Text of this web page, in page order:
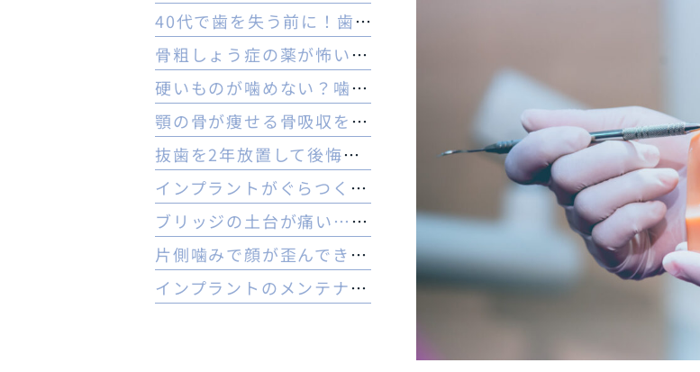
40代で歯を失う前に！歯周病のセルフチェックと守る予防法
骨粗しょう症の薬が怖い方へ。顎骨壊死リスクを防ぐ3つの対策
硬いものが噛めない？噛む力の低下と認知症の関係と受診の目安
顎の骨が痩せる骨吸収を放置…治療は難しい？手遅れを防ぐ3つの対策
抜歯を2年放置して後悔…今からでもインプラントはできる？
インプラントがぐらつく！受診前にやるべき応急処置とNG行動一覧
ブリッジの土台が痛い…やり直すべき？インプラントとの判断基準を解説
片側噛みで顔が歪んできた…奥歯を失った40代女性のインプラントという選択肢
インプラントのメンテナンスに行かないとどうなる？ 他院でやってもいいの？